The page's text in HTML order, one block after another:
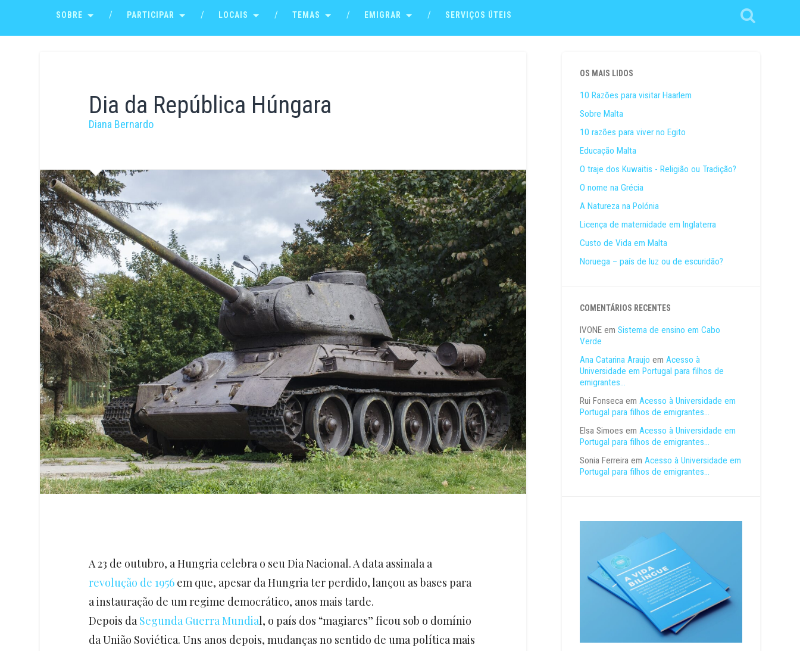
SOBRE PARTICIPAR LOCAIS TEMAS EMIGRAR SERVIÇOS ÚTEIS
Dia da República Húngara
Diana Bernardo
A 23 de outubro, a Hungria celebra o seu Dia Nacional. A data assinala a
revolução de 1956em que, apesar da Hungria ter perdido, lançou as bases para
a instauração de um regime democrático, anos mais tarde.
Depois da Segunda Guerra Mundial, o país dos “magiares” ficou sob o domínio
da União Soviética. Uns anos depois, mudanças no sentido de uma política mais
OS MAIS LIDOS
10 Razões para visitar Haarlem
Sobre Malta
10 razões para viver no Egito
Educação Malta
O traje dos Kuwaitis - Religião ou Tradição?
O nome na Grécia
A Natureza na Polónia
Licença de maternidade em Inglaterra
Custo de Vida em Malta
Noruega – país de luz ou de escuridão?
COMENTÁRIOS RECENTES
IVONE emSistema de ensino em Cabo
Verde
Ana Catarina Araujo emAcesso à
Universidade em Portugal para filhos de
emigrantes…
Rui Fonseca emAcesso à Universidade em
Portugal para filhos de emigrantes…
Elsa Simoes emAcesso à Universidade em
Portugal para filhos de emigrantes…
Sonia Ferreira emAcesso à Universidade em
Portugal para filhos de emigrantes…